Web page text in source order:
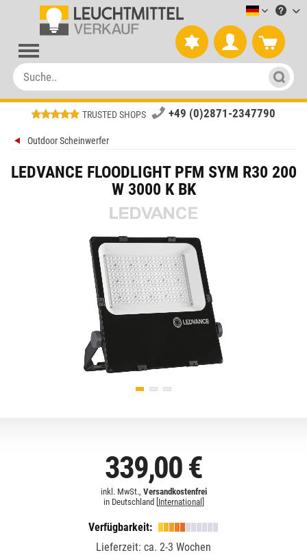
TRUSTED SHOPS +49 (0)2871-2347790
Outdoor Scheinwerfer
LEDVANCE FLOODLIGHT PFM SYM R30 200
W 3000 K BK
339,00 €
inkl. MwSt., Versandkostenfrei
in Deutschland [ International
Verfügbarkeit:
Lieferzeit: ca. 2-3 Wochen